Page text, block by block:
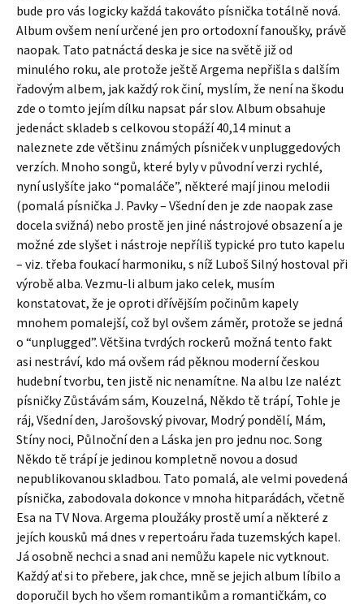
bude pro vás logicky každá takováto písnička totálně nová.
Album ovšem není určené jen pro ortodoxní fanoušky, právě
naopak. Tato patnáctá deska je sice na světě již od
minulého roku, ale protože ještě Argema nepřišla s dalším
řadovým albem, jak každý rok činí, myslím, že není na škodu
zde o tomto jejím dílku napsat pár slov. Album obsahuje
jedenáct skladeb s celkovou stopáží 40,14 minut a
naleznete zde většinu známých písniček v unpluggedových
verzích. Mnoho songů, které byly v původní verzi rychlé,
nyní uslyšíte jako “pomaláče”, některé mají jinou melodii
(pomalá písnička J. Pavky – Všední den je zde naopak zase
docela svižná) nebo prostě jen jiné nástrojové obsazení a je
možné zde slyšet i nástroje nepříliš typické pro tuto kapelu
– viz. třeba foukací harmoniku, s níž Luboš Silný hostoval při
výrobě alba. Vezmu-li album jako celek, musím
konstatovat, že je oproti dřívějším počinům kapely
mnohem pomalejší, což byl ovšem záměr, protože se jedná
o “unplugged”. Většina tvrdých rockerů možná tento fakt
asi nestráví, kdo má ovšem rád pěknou moderní českou
hudební tvorbu, ten jistě nic nenamítne. Na albu lze nalézt
písničky Zůstávám sám, Kouzelná, Někdo tě trápí, Tohle je
ráj, Všední den, Jarošovský pivovar, Modrý pondělí, Mám,
Stíny noci, Půlnoční den a Láska jen pro jednu noc. Song
Někdo tě trápí je jedinou kompletně novou a dosud
nepublikovanou skladbou. Tato pomalá, ale velmi povedená
písnička, zabodovala dokonce v mnoha hitparádách, včetně
Esa na TV Nova. Argema ploužáky prostě umí a některé z
jejích kousků má dnes v repertoáru řada tuzemských kapel.
Já osobně nechci a snad ani nemůžu kapele nic vytknout.
Každý ať si to přebere, jak chce, mně se jejich album líbilo a
doporučil bych ho všem romantikům a romantičkám, co